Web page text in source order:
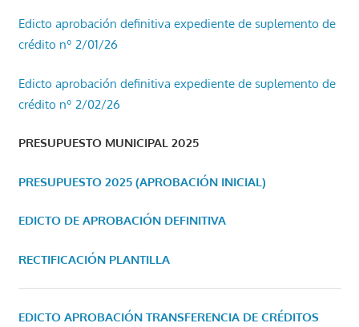
Edicto aprobación definitiva expediente de suplemento de
crédito nº 2/01/26
Edicto aprobación definitiva expediente de suplemento de
crédito nº 2/02/26
PRESUPUESTO MUNICIPAL 2025
PRESUPUESTO 2025 (APROBACIÓN INICIAL)
EDICTO DE APROBACIÓN DEFINITIVA
RECTIFICACIÓN PLANTILLA
EDICTO APROBACIÓN TRANSFERENCIA DE CRÉDITOS